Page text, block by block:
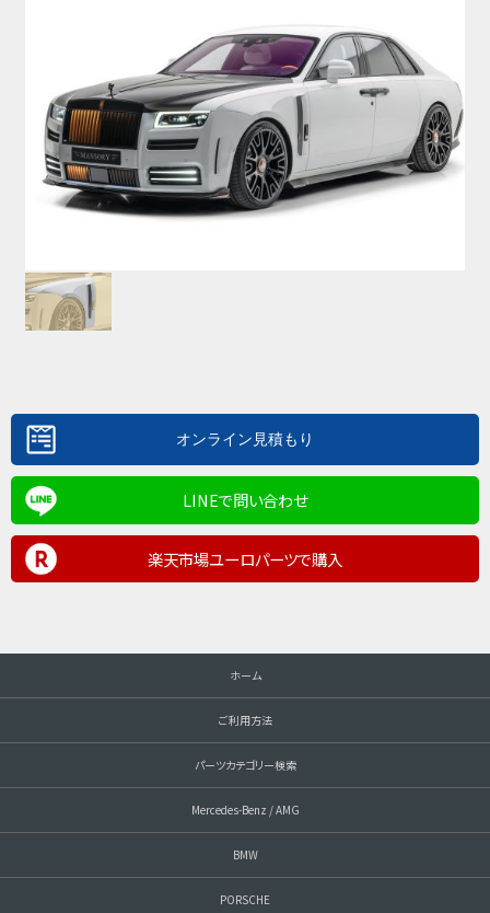
LINEで問い合わせ
楽天市場ユーロパーツで購入
ホーム
ご利用方法
パーツカテゴリー検索
Mercedes-Benz / AMG
BMW
PORSCHE